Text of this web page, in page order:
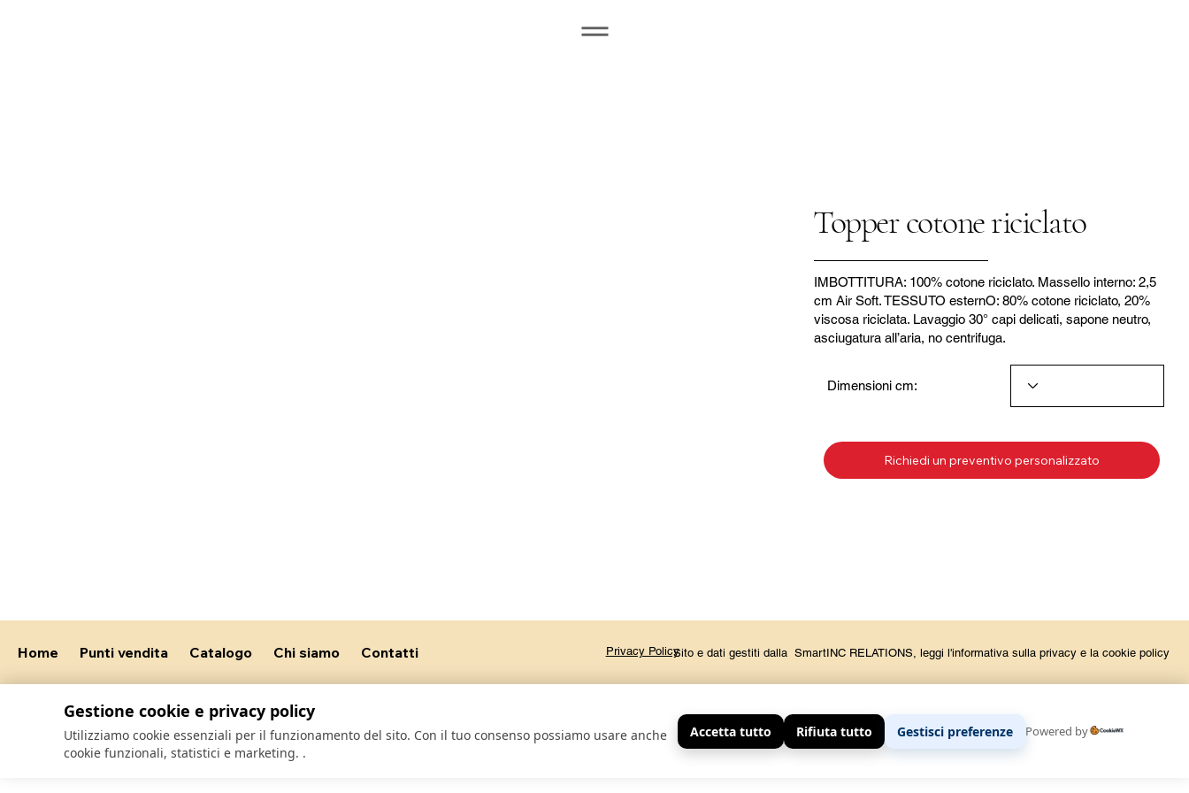
Topper cotone riciclato
IMBOTTITURA: 100% cotone riciclato. Massello interno: 2,5
cm Air Soft. TESSUTO esternO: 80% cotone riciclato, 20%
viscosa riciclata. Lavaggio 30° capi delicati, sapone neutro,
asciugatura all’aria, no centrifuga.
Dimensioni cm:
Richiedi un preventivo personalizzato
Home Punti vendita Catalogo Chi siamo Contatti Privacy PolicySito e dati gestiti dalla SmartINC RELATIONS, leggi l'informativa sulla privacy e la cookie policy
Gestione cookie e privacy policy
Utilizziamo cookie essenziali per il funzionamento del sito. Con il tuo consenso possiamo usare anche
cookie funzionali, statistici e marketing. .
Accetta tutto Rifiuta tutto Gestisci preferenze Powered by